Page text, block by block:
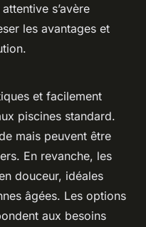
s’avère
les avantages et
et facilement
piscines standard.
mais peuvent être
En revanche, les
douceur, idéales
âgées. Les options
aux besoins